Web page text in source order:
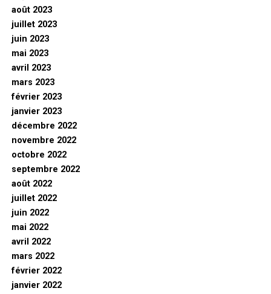
août 2023
juillet 2023
juin 2023
mai 2023
avril 2023
mars 2023
février 2023
janvier 2023
décembre 2022
novembre 2022
octobre 2022
septembre 2022
août 2022
juillet 2022
juin 2022
mai 2022
avril 2022
mars 2022
février 2022
janvier 2022